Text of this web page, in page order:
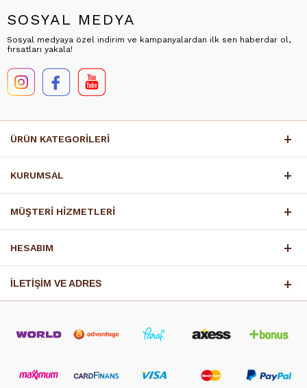
SOSYAL MEDYA
Sosyal medyaya özel indirim ve kampanyalardan ilk sen haberdar ol,
fırsatları yakala!
ÜRÜN KATEGORİLERİ
KURUMSAL
MÜŞTERİ HİZMETLERİ
HESABIM
İLETİŞİM VE ADRES